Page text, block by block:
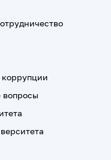
вопросы